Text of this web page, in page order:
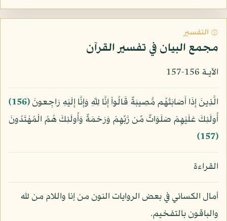
۞ التفسير
مجمع البيان في تفسير القرآن
الآيـة 156-157
الَّذِينَ إِذَا أَصَابَتْهُم مُّصِيبَةٌ قَالُواْ إِنَّا لِلّهِ وَإِنَّا إِلَيْهِ رَاجِعونَ﴿156﴾
أُولَئِكَ عَلَيْهِمْ صَلَوَاتٌ مِّن رَّبِّهِمْ وَرَحْمَةٌ وَأُولَئِكَ هُمُ الْمُهْتَدُونَ
﴿157﴾
القراءة
أمال الكسائي في بعض الروايات النون من إنا واللام من لله
والباقون بالتفخيم.